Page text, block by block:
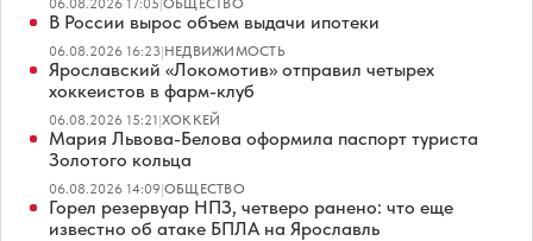
В России вырос объем выдачи ипотеки
06.08.2026 16:23|НЕДВИЖИМОСТЬ
Ярославский «Локомотив» отправил четырех
хоккеистов в фарм-клуб
06.08.2026 15:21|ХОККЕЙ
Мария Львова-Белова оформила паспорт туриста
Золотого кольца
06.08.2026 14:09|ОБЩЕСТВО
Горел резервуар НПЗ, четверо ранено: что еще
известно об атаке БПЛА на Ярославль